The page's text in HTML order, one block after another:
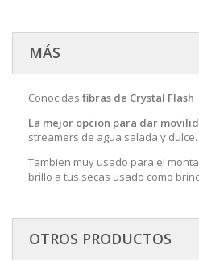
MÁS
Conocidas fibras de Crystal Flash
La mejor opcion para dar
streamers de agua salada y dulce.
Tambien muy usado para el
brillo a tus secas usado como
OTROS PRODUCTOS